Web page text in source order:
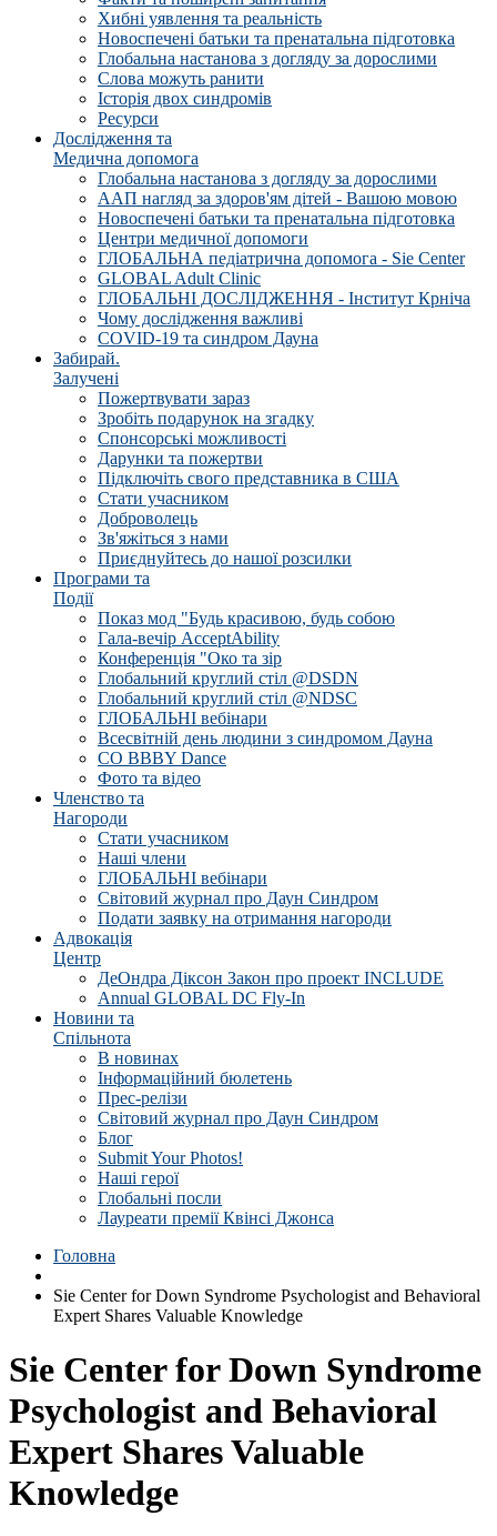
Хибні уявлення та реальність
Новоспечені батьки та пренатальна підготовка
Глобальна настанова з догляду за дорослими
Слова можуть ранити
Історія двох синдромів
Ресурси
Дослідження та
Медична допомога
Глобальна настанова з догляду за дорослими
ААП нагляд за здоров'ям дітей - Вашою мовою
Новоспечені батьки та пренатальна підготовка
Центри медичної допомоги
ГЛОБАЛЬНА педіатрична допомога - Sie Center
GLOBAL Adult Clinic
ГЛОБАЛЬНІ ДОСЛІДЖЕННЯ - Інститут Крніча
Чому дослідження важливі
COVID-19 та синдром Дауна
Забирай.
Залучені
Пожертвувати зараз
Зробіть подарунок на згадку
Спонсорські можливості
Дарунки та пожертви
Підключіть свого представника в США
Стати учасником
Доброволець
Зв'яжіться з нами
Приєднуйтесь до нашої розсилки
Програми та
Події
Показ мод "Будь красивою, будь собою
Гала-вечір AcceptAbility
Конференція "Око та зір
Глобальний круглий стіл @DSDN
Глобальний круглий стіл @NDSC
ГЛОБАЛЬНІ вебінари
Всесвітній день людини з синдромом Дауна
CO BBBY Dance
Фото та відео
Членство та
Нагороди
Стати учасником
Наші члени
ГЛОБАЛЬНІ вебінари
Світовий журнал про Даун Синдром
Подати заявку на отримання нагороди
Адвокація
Центр
ДеОндра Діксон Закон про проект INCLUDE
Annual GLOBAL DC Fly-In
Новини та
Спільнота
В новинах
Інформаційний бюлетень
Прес-релізи
Світовий журнал про Даун Синдром
Блог
Submit Your Photos!
Наші герої
Глобальні посли
Лауреати премії Квінсі Джонса
Головна
Sie Center for Down Syndrome Psychologist and Behavioral
Expert Shares Valuable Knowledge
Sie Center for Down Syndrome
Psychologist and Behavioral
Expert Shares Valuable
Knowledge